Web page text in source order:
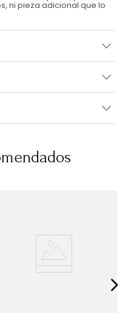
ni pieza adicional que lo